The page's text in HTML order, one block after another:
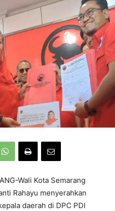
Wali Kota Semarang
Rahayu menyerahkan
daerah di DPC PDI